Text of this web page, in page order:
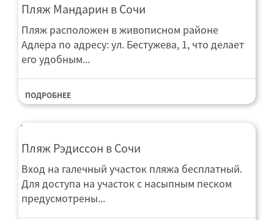
Пляж Мандарин в Сочи
Пляж расположен в живописном районе
Адлера по адресу: ул. Бестужева, 1, что делает
его удобным...
ПОДРОБНЕЕ
Пляж Рэдиссон в Сочи
Вход на галечный участок пляжа бесплатный.
Для доступа на участок с насыпным песком
предусмотрены...